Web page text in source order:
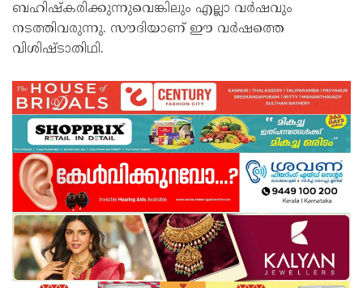
ബഹിഷ്‍കരിക്കുന്നുവെങ്കിലും എല്ലാ വർഷവും
നടത്തിവരുന്നു. സൗദിയാണ് ഈ വർഷത്തെ
വിശിഷ്ടാതിഥി.